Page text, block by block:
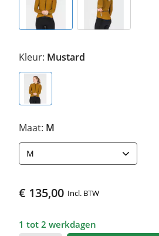
Kleur: Mustard
Maat: M
M
€ 135,00 Incl. BTW
1 tot 2 werkdagen